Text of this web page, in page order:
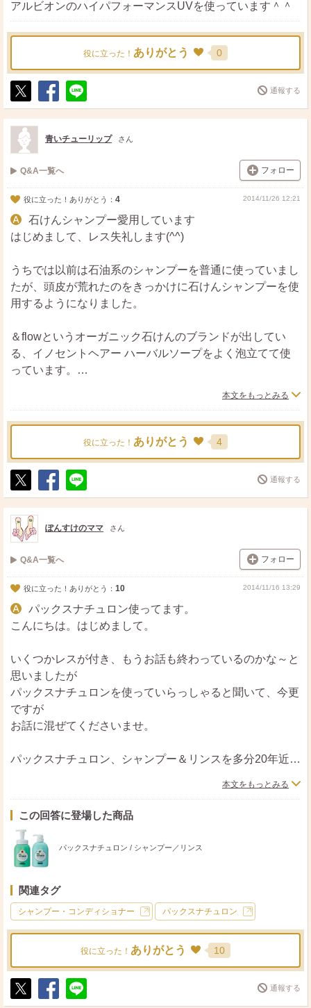
アルビオンのハイパフォーマンスUVを使っています＾＾
役に立った！ ありがとう 0
ポ
ス
ト
シ
ェ
送
る
通報する
青いチューリップ さん
Q&A一覧へ フォロー
役に立った！ありがとう： 4 2014/11/26 12:21
石けんシャンプー愛用しています
はじめまして、レス失礼します(^^)
うちでは以前は石油系のシャンプーを普通に使っていまし
たが、頭皮が荒れたのをきっかけに石けんシャンプーを使
用するようになりました。
＆flowというオーガニック石けんのブランドが出してい
る、イノセントヘアー ハーバルソープをよく泡立てて使
っています。
最初はキシキシする感じがして、本当に髪に良いのか不安
でしたが、長い目で見ると、根本的なケアに繋がるのは石
けんシャンプーだと聞いた事があります。
えてくる髪にコシや艶があるように感じます。石けんシャ
ンプーは良くないという声も確かに聞いたことがあります
が、私はこれからも石けんシャンプーを使って行こうと思
余談ですが、あまりキシキシするように感じる時は、ホホ
バオイルなど天然のオイルをごく少量洗い流さないトリー
本文をもっとみる
役に立った！ ありがとう 4
ポ
ス
ト
シ
ェ
送
る
通報する
ぽんすけのママ さん
Q&A一覧へ フォロー
役に立った！ありがとう： 10 2014/11/16 13:29
パックスナチュロン使ってます。
こんにちは。はじめまして。
いくつかレスが付き、もうお話も終わっているのかな～と
思いましたが
パックスナチュロンを使っていらっしゃると聞いて、今更
ですが
お話に混ぜてくださいませ。
パックスナチュロン、シャンプー＆リンスを多分20年近く
最初は頭皮のかぶれがひどく、血がにじんで切れている状
だったので、できるだけ肌に優しそうなものをと思い、始
めました。
替えたばかりの頃は髪がギシギシになり、もう止めようか
と思ったけど
そのうち、合成シャンプーの成分が抜けたのか、ギシギシ
するのは
無くなりました。
本文をもっとみる
この回答に登場した商品
パックスナチュロン / シャンプー／リンス
関連タグ
シャンプー・コンディショナー パックスナチュロン
役に立った！ ありがとう 10
ポ
シ
送
通報する